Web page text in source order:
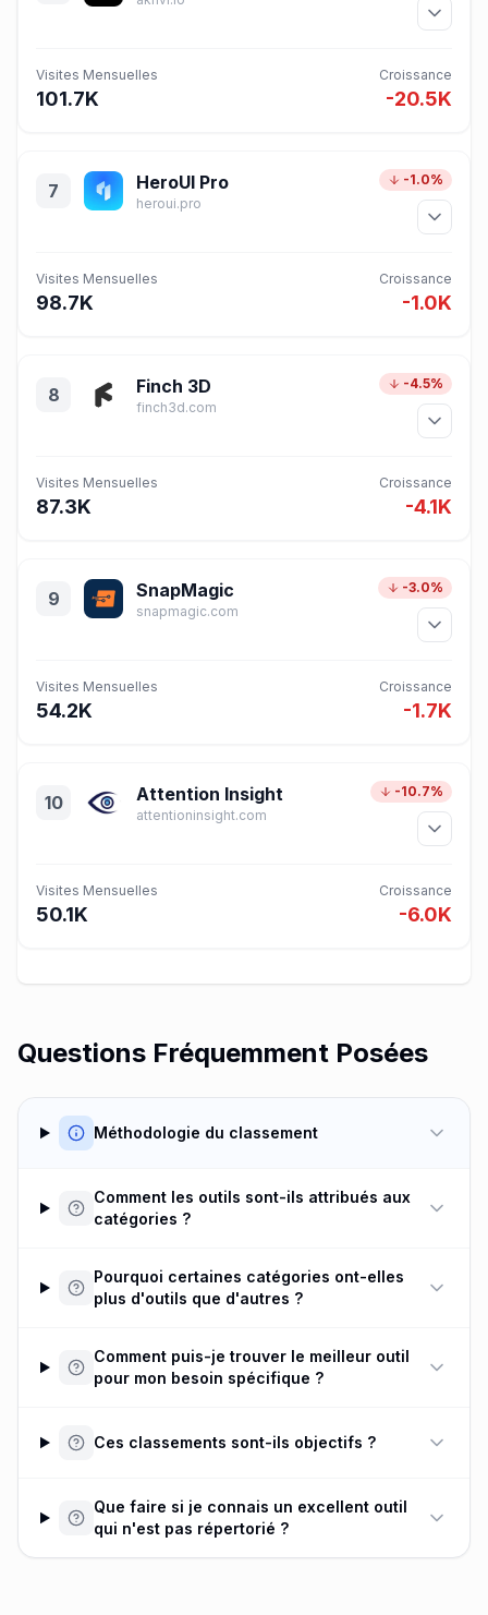
Visites Mensuelles
101.7K
Croissance
-20.5K
7 HeroUI Pro
heroui.pro
-1.0%
Visites Mensuelles
98.7K
Croissance
-1.0K
8 Finch 3D
finch3d.com
-4.5%
Visites Mensuelles
87.3K
Croissance
-4.1K
9 SnapMagic
snapmagic.com
-3.0%
Visites Mensuelles
54.2K
Croissance
-1.7K
10 Attention Insight
attentioninsight.com
-10.7%
Visites Mensuelles
50.1K
Croissance
-6.0K
Questions Fréquemment Posées
Méthodologie du classement
Comment les outils sont-ils attribués aux
catégories ?
Pourquoi certaines catégories ont-elles
plus d'outils que d'autres ?
Comment puis-je trouver le meilleur outil
pour mon besoin spécifique ?
Ces classements sont-ils objectifs ?
Que faire si je connais un excellent outil
qui n'est pas répertorié ?